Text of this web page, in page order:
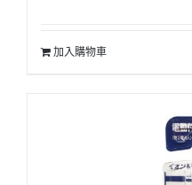
格：
加入購物車